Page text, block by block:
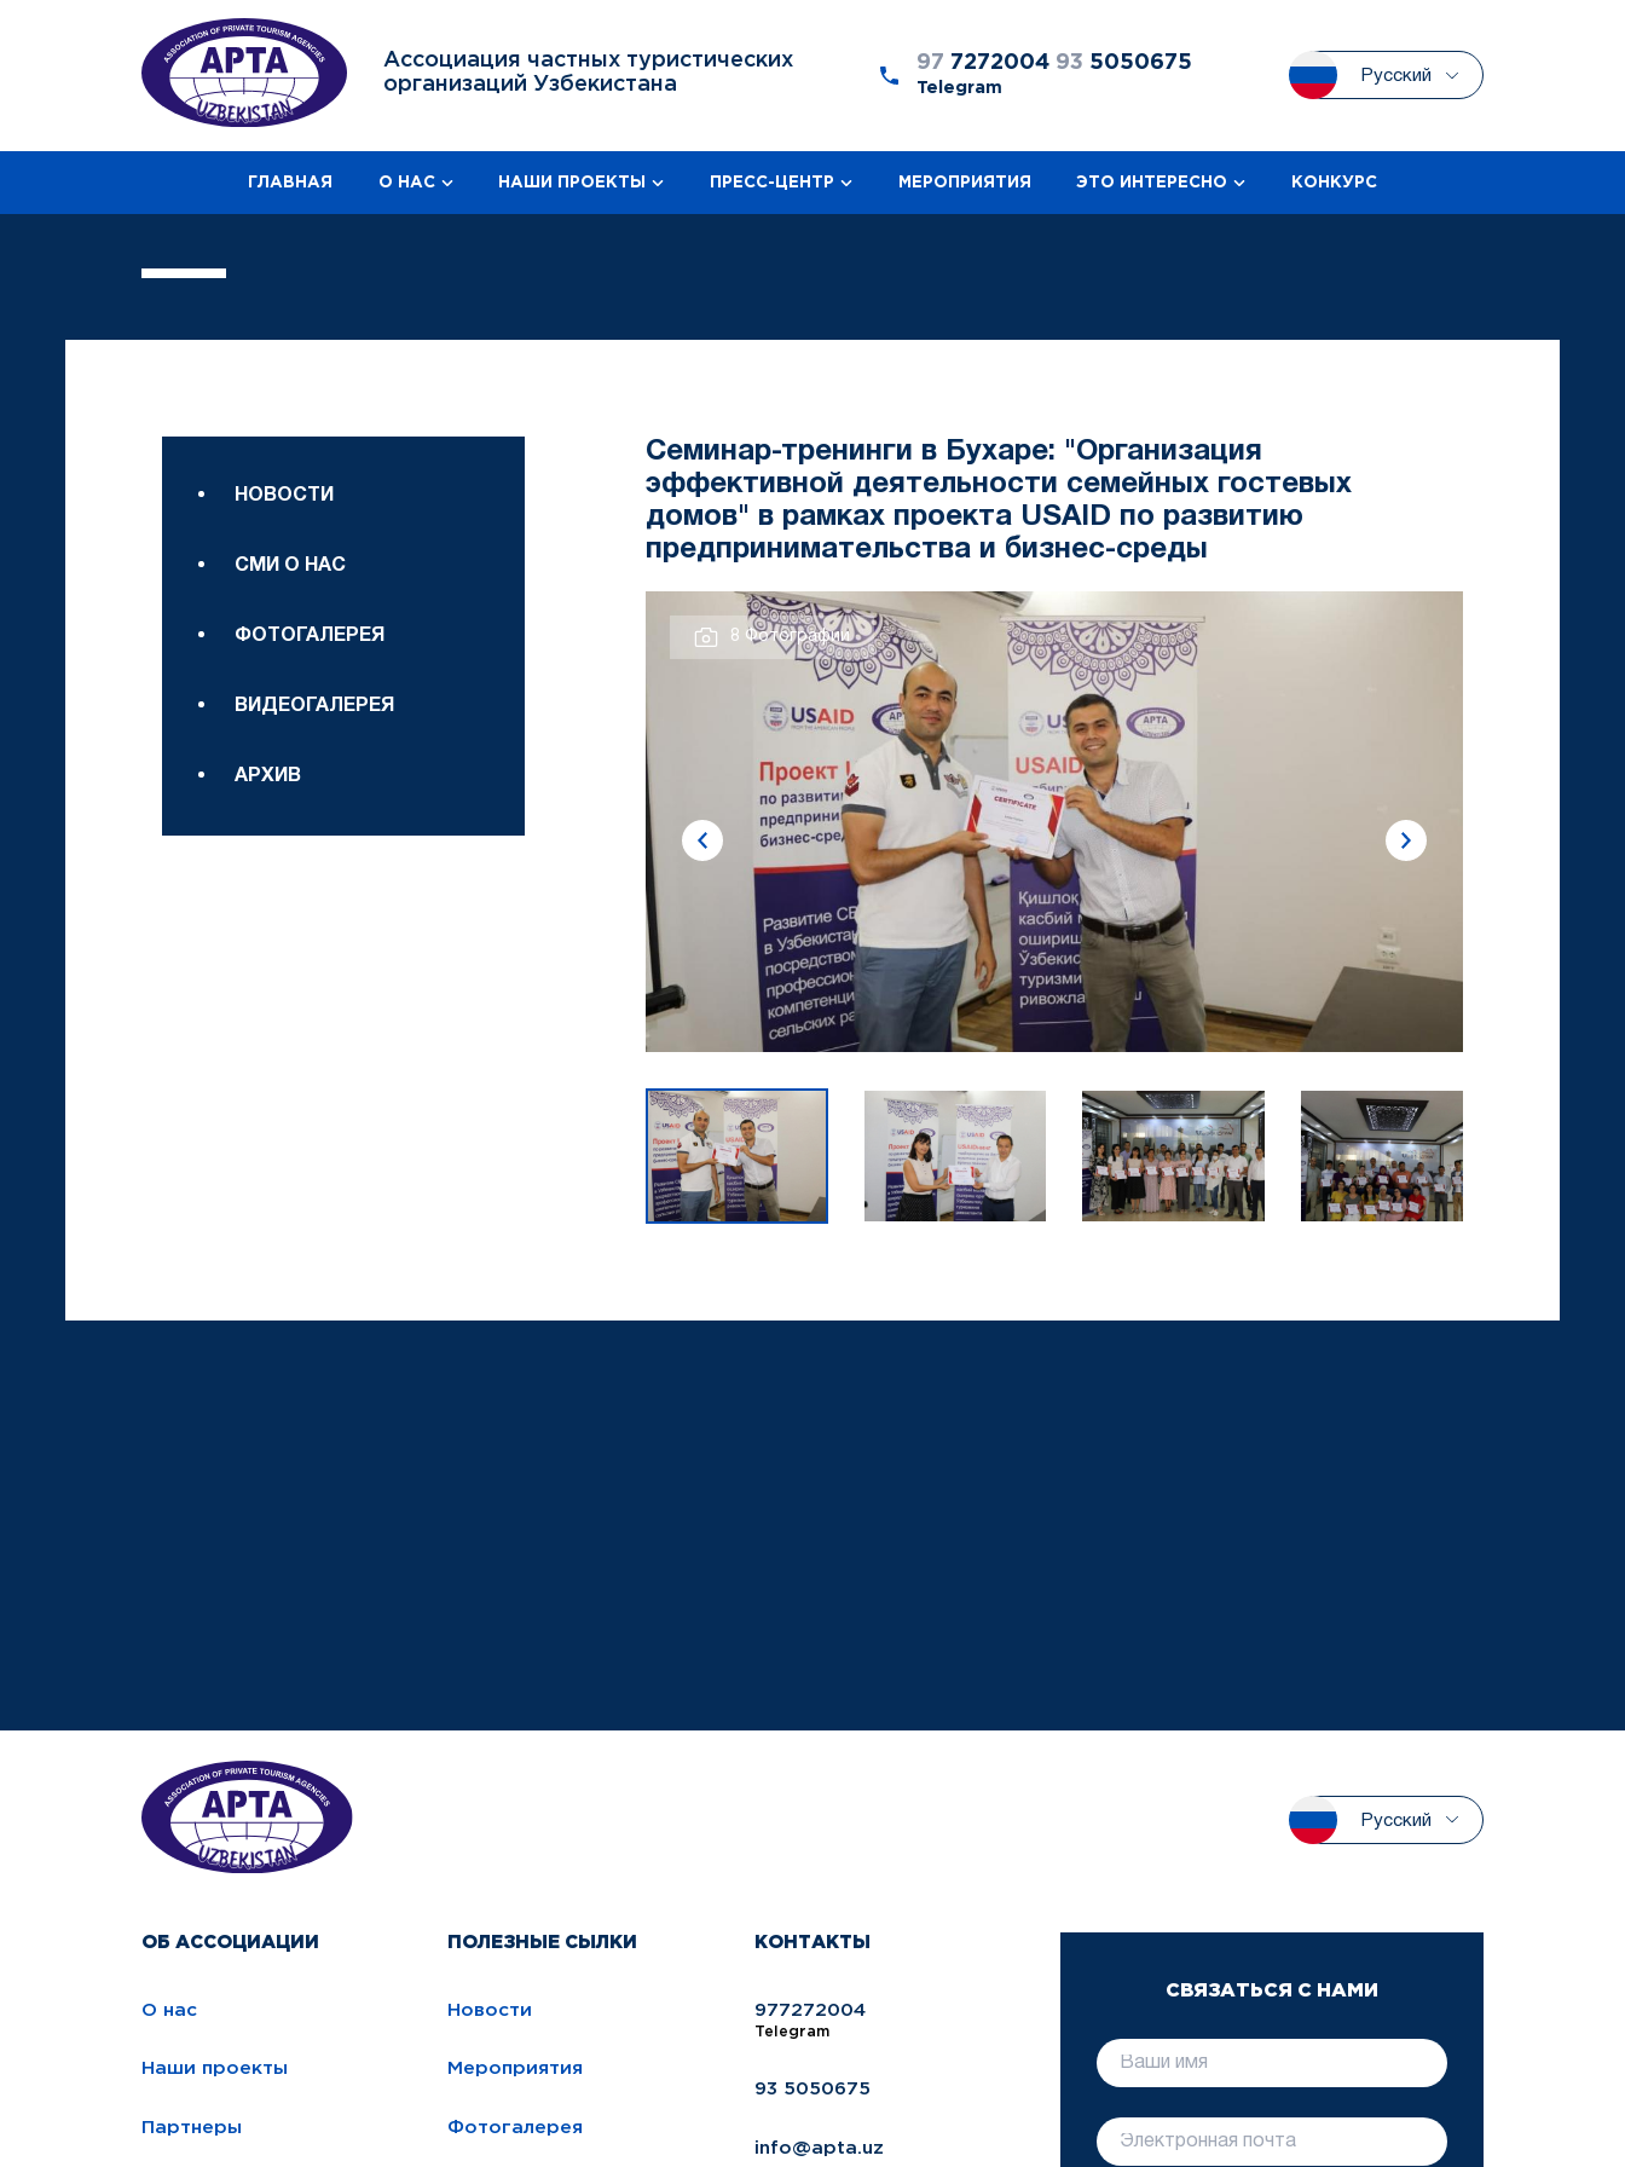
Ассоциация частных туристических
организаций Узбекистана
97 7272004 93 5050675
Telegram
Русский
ГЛАВНАЯ О НАС НАШИ ПРОЕКТЫ ПРЕСС-ЦЕНТР МЕРОПРИЯТИЯ ЭТО ИНТЕРЕСНО КОНКУРС
НОВОСТИ
СМИ О НАС
ФОТОГАЛЕРЕЯ
ВИДЕОГАЛЕРЕЯ
АРХИВ
Семинар-тренинги в Бухаре: "Организация
эффективной деятельности семейных гостевых
домов" в рамках проекта USAID по развитию
предпринимательства и бизнес-среды
8 Фотографии
Русский
ОБ АССОЦИАЦИИ
О нас
Наши проекты
Партнеры
ПОЛЕЗНЫЕ СЫЛКИ
Новости
Мероприятия
Фотогалерея
КОНТАКТЫ
977272004
Telegram
93 5050675
info@apta.uz
СВЯЗАТЬСЯ С НАМИ